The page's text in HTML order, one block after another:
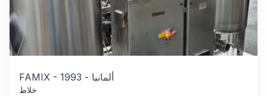
FAMIX - 1993 - ألمانيا
خلاط